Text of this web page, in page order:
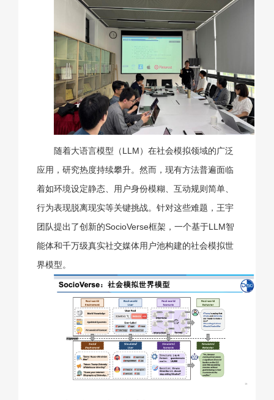
随着大语言模型（LLM）在社会模拟领域的广泛
应用，研究热度持续攀升。然而，现有方法普遍面临
着如环境设定静态、用户身份模糊、互动规则简单、
行为表现脱离现实等关键挑战。针对这些难题，王宇
团队提出了创新的SocioVerse框架，一个基于LLM智
能体和千万级真实社交媒体用户池构建的社会模拟世
界模型。